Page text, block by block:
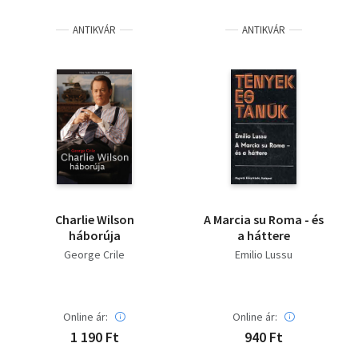
Minikönyv
Művészet
Szakkönyv
Tankönyv, segédkönyv
Történelem
ANTIKVÁR
Charlie Wilson
háborúja
George Crile
Online ár:
1 190 Ft
ANTIKVÁR
A Marcia su Roma - és
a háttere
Emilio Lussu
Online ár:
940 Ft